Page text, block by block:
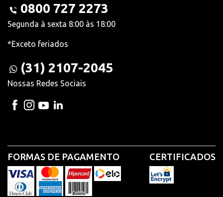
0800 727 2273
Segunda à sexta 8:00 às 18:00
*Exceto feriados
(31) 2107-2045
Nossas Redes Sociais
FORMAS DE PAGAMENTO CERTIFICADOS